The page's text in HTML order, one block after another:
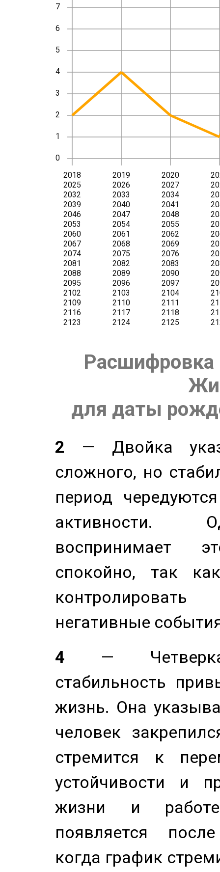
Расшифровка
для даты
2 — Двойка
сложного, но
период
активности.
воспринимает
спокойно, так
негативные
4 — Четверка
стабильность
жизнь. Она
человек
стремится к
устойчивости и
жизни и
появляется
когда график